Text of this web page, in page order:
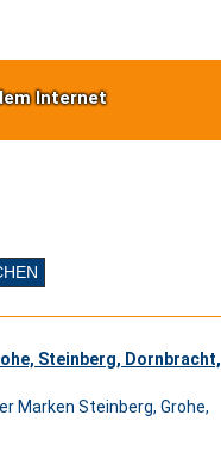
Internet
Steinberg, Dornbracht,
Marken Steinberg, Grohe,